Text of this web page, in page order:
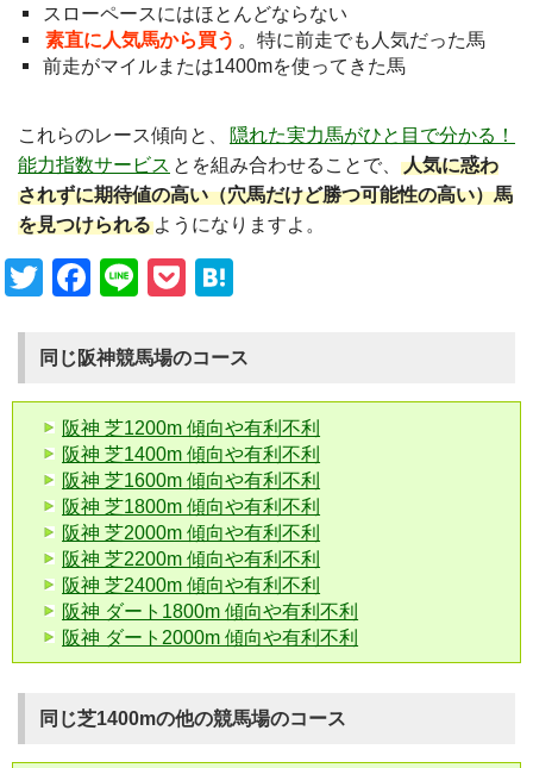
スローペースにはほとんどならない
素直に人気馬から買う 。特に前走でも人気だった馬
前走がマイルまたは1400mを使ってきた馬
これらのレース傾向と、
隠れた実力馬がひと目で分かる！
能力指数サービス とを組み合わせることで、
人気に惑わ
されずに期待値の高い（穴馬だけど勝つ可能性の高い）馬
を見つけられる ようになりますよ。
TwitterFacebook
LinePocket
同じ阪神競馬場のコース
阪神 芝1200m 傾向や有利不利
阪神 芝1400m 傾向や有利不利
阪神 芝1600m 傾向や有利不利
阪神 芝1800m 傾向や有利不利
阪神 芝2000m 傾向や有利不利
阪神 芝2200m 傾向や有利不利
阪神 芝2400m 傾向や有利不利
阪神 ダート1800m 傾向や有利不利
阪神 ダート2000m 傾向や有利不利
同じ芝1400mの他の競馬場のコース